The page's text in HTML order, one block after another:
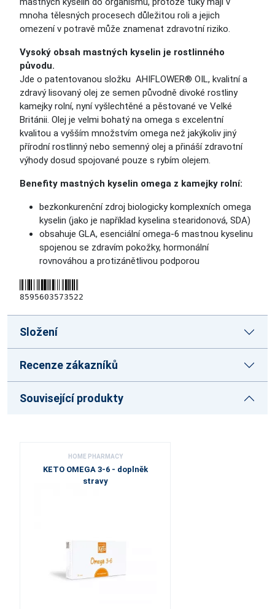
mnoha tělesných procesech důležitou roli a jejich
omezení v potravě může znamenat zdravotní riziko.
Vysoký obsah mastných kyselin je rostlinného
původu.
Jde o patentovanou složku AHIFLOWER® OIL, kvalitní a
zdravý lisovaný olej ze semen původně divoké rostliny
kamejky rolní, nyní vyšlechtěné a pěstované ve Velké
Británii. Olej je velmi bohatý na omega s excelentní
kvalitou a vyšším množstvím omega než jakýkoliv jiný
přírodní rostlinný nebo semenný olej a přináší zdravotní
výhody dosud spojované pouze s rybím olejem.
Benefity mastných kyselin omega z kamejky rolní:
bezkonkurenční zdroj biologicky komplexních omega
kyselin (jako je například kyselina stearidonová, SDA)
obsahuje GLA, esenciální omega-6 mastnou kyselinu
spojenou se zdravím pokožky, hormonální
rovnováhou a protizánětlivou podporou
8595603573522
Složení
Recenze zákazníků
Související produkty
HOME PHARMACY
KETO OMEGA 3-6 - doplněk
stravy